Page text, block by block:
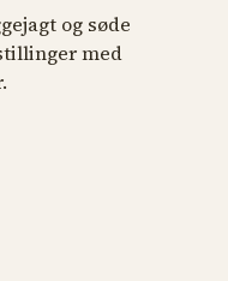
og søde
med